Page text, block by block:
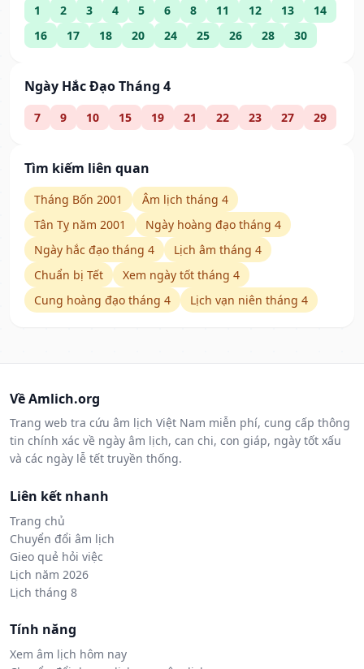
1 2 3 4 5 6 8 11 12 13
14
16
17 18 20 24 25 26 28 30
Ngày Hắc Đạo Tháng 4
7 9 10 15 19 21 22 23 27 29
Tìm kiếm liên quan
Tháng Bốn 2001
Âm lịch tháng 4
Tân Tỵ năm 2001
Ngày hoàng đạo tháng 4
Ngày hắc đạo tháng 4
Lịch âm tháng 4
Chuẩn bị Tết
Xem ngày tốt tháng 4
Cung hoàng đạo tháng 4
Lịch vạn niên tháng 4
Về Amlich.org
Trang web tra cứu âm lịch Việt Nam miễn phí, cung cấp thông
tin chính xác về ngày âm lịch, can chi, con giáp, ngày tốt xấu
và các ngày lễ tết truyền thống.
Liên kết nhanh
Trang chủ
Chuyển đổi âm lịch
Gieo quẻ hỏi việc
Lịch năm 2026
Lịch tháng 8
Tính năng
Xem âm lịch hôm nay